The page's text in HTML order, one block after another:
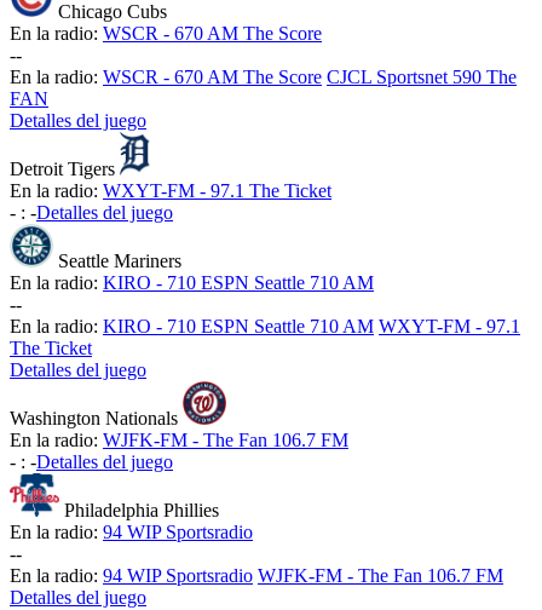
Chicago Cubs
En la radio: WSCR - 670 AM The Score
--
En la radio: WSCR - 670 AM The Score CJCL Sportsnet 590 The
FAN
Detalles del juego
Detroit Tigers
En la radio: WXYT-FM - 97.1 The Ticket
- : -Detalles del juego
Seattle Mariners
En la radio: KIRO - 710 ESPN Seattle 710 AM
--
En la radio: KIRO - 710 ESPN Seattle 710 AM WXYT-FM - 97.1
The Ticket
Detalles del juego
Washington Nationals
En la radio: WJFK-FM - The Fan 106.7 FM
- : -Detalles del juego
Philadelphia Phillies
En la radio: 94 WIP Sportsradio
--
En la radio: 94 WIP Sportsradio WJFK-FM - The Fan 106.7 FM
Detalles del juego